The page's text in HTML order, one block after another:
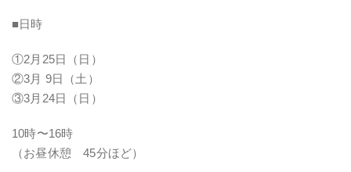
■日時
①2月25日（日）
②3月 9日（土）
③3月24日（日）
10時〜16時
（お昼休憩 45分ほど）